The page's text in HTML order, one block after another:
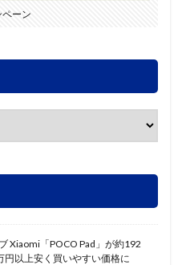
ペーン
Xiaomi「POCO Pad」が約192
円以上安く買いやすい価格に